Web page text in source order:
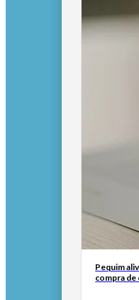
Pequim
compra de